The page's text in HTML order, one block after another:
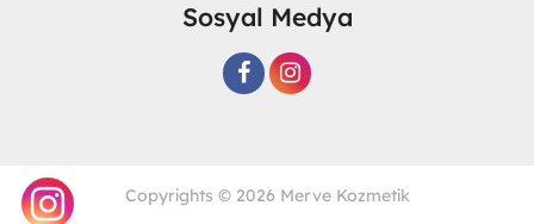
Sosyal Medya
Copyrights © 2026 Merve Kozmetik